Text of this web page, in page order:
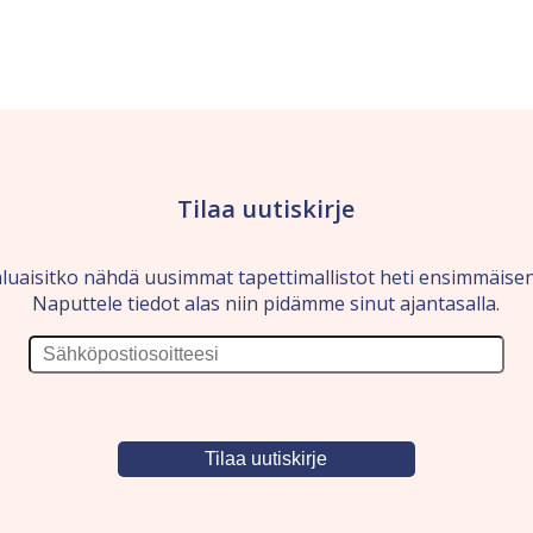
Tilaa uutiskirje
nähdä uusimmat tapettimallistot heti
Naputtele tiedot alas niin pidämme sinut ajantasalla.